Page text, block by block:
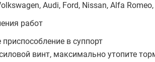
Audi, Ford, Nissan, Alfa
работ
приспособление в суппорт
винт, максимально утопите